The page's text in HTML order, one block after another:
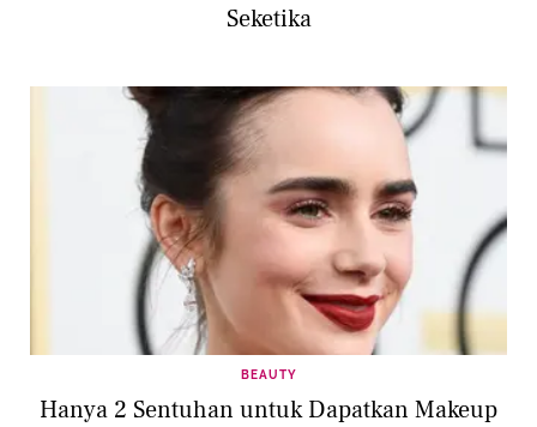
Seketika
BEAUTY
Hanya 2 Sentuhan untuk Dapatkan Makeup